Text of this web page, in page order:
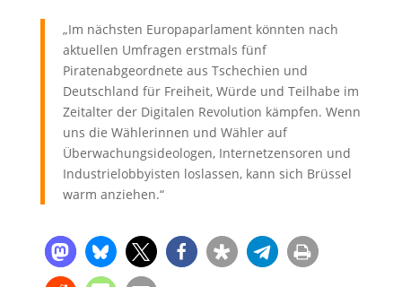
„Im nächsten Europaparlament könnten nach
aktuellen Umfragen erstmals fünf
Piratenabgeordnete aus Tschechien und
Deutschland für Freiheit, Würde und Teilhabe im
Zeitalter der Digitalen Revolution kämpfen. Wenn
uns die Wählerinnen und Wähler auf
Überwachungsideologen, Internetzensoren und
Industrielobbyisten loslassen, kann sich Brüssel
warm anziehen.“